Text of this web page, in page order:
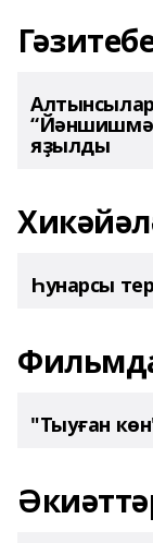
Алтынсылар
яҙылды
Һунарсы
"Тыуған